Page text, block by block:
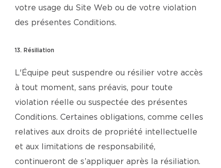
votre usage du Site Web ou de votre violation
des présentes Conditions.
13. Résiliation
L'Équipe peut suspendre ou résilier votre accès
à tout moment, sans préavis, pour toute
violation réelle ou suspectée des présentes
Conditions. Certaines obligations, comme celles
relatives aux droits de propriété intellectuelle
et aux limitations de responsabilité,
continueront de s’appliquer après la résiliation.